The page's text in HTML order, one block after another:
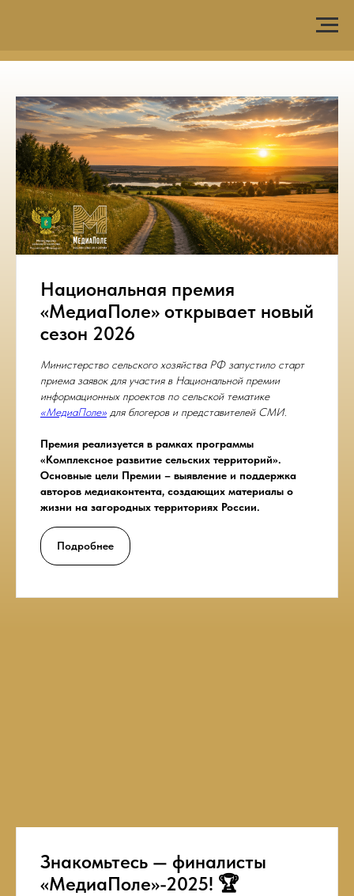
Национальная премия
«МедиаПоле» открывает новый
сезон 2026
Министерство сельского хозяйства РФ запустило старт
приема заявок для участия в Национальной премии
информационных проектов по сельской тематике
«МедиаПоле» для блогеров и представителей СМИ.
Премия реализуется в рамках программы
«Комплексное развитие сельских территорий».
Основные цели Премии – выявление и поддержка
авторов медиаконтента, создающих материалы о
жизни на загородных территориях России.
Подробнее
Знакомьтесь — финалисты
«МедиаПоле»-2025! 🏆